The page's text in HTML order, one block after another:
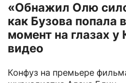
«Обнажил Олю
как Бузова попала
момент на глазах
видео
Конфуз на премьере